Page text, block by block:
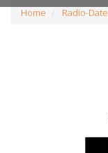
Home Radio-Date